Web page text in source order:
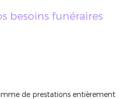
besoins funéraires
de prestations entièrement